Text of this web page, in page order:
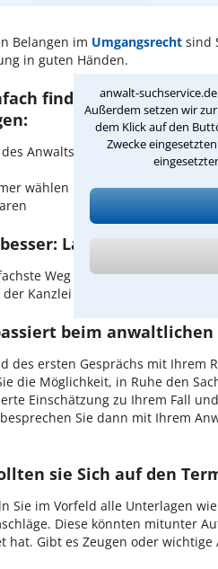
anwalt-
Außerdem setzen wir
dem Klick auf den
Zwecke
Belangen im Umgangsrecht sind
in guten Händen.
finden Sie den
des Anwalts für Umgangsrecht in
wählen und direkt mit der
Lassen Sie sich
Weg zum Anwalt in
der Kanzlei anzufordern -
beim anwaltlichen
des ersten Gesprächs mit Ihrem
die Möglichkeit, in Ruhe den
Einschätzung zu Ihrem Fall
Sie dann mit Ihrem
sie Sich auf den
Sie im Vorfeld alle Unterlagen
Diese könnten mitunter
hat. Gibt es Zeugen oder